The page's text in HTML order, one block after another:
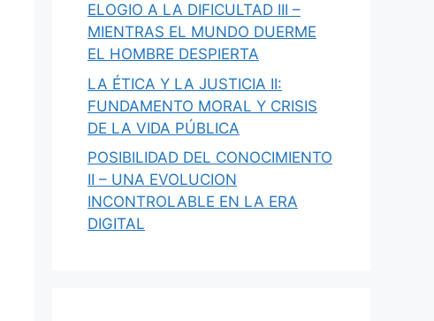
ELOGIO A LA DIFICULTAD III –
MIENTRAS EL MUNDO DUERME
EL HOMBRE DESPIERTA
LA ÉTICA Y LA JUSTICIA II:
FUNDAMENTO MORAL Y CRISIS
DE LA VIDA PÚBLICA
POSIBILIDAD DEL CONOCIMIENTO
II – UNA EVOLUCION
INCONTROLABLE EN LA ERA
DIGITAL